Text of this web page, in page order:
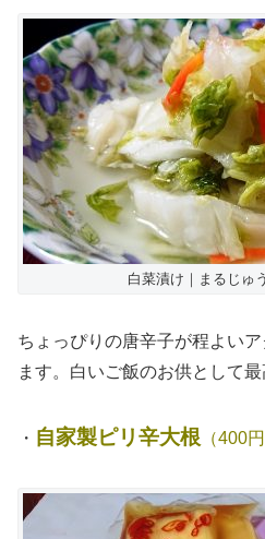
白菜漬け｜まるじゅ
ちょっぴりの唐辛子が程よい
ます。白いご飯のお供として最
・ 自家製ピリ辛大根 （400